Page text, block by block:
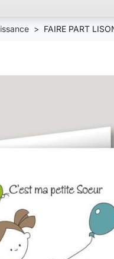
FAIRE PART